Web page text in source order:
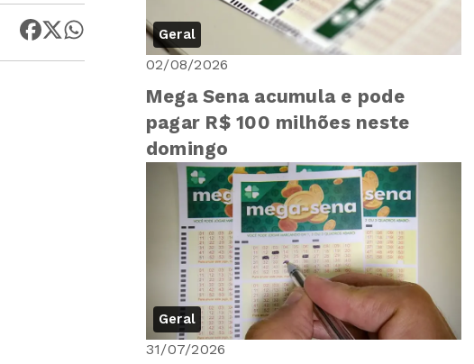
Geral
02/08/2026
Mega Sena acumula e pode
pagar R$ 100 milhões neste
domingo
Geral
31/07/2026